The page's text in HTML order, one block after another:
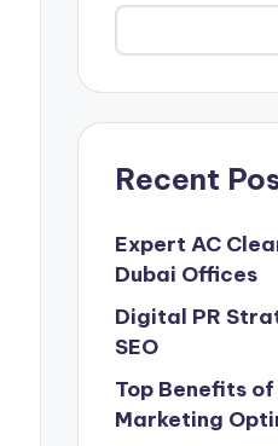
Recent
Expert AC
Dubai Offices
Digital PR
SEO
Top Benefits
Marketing